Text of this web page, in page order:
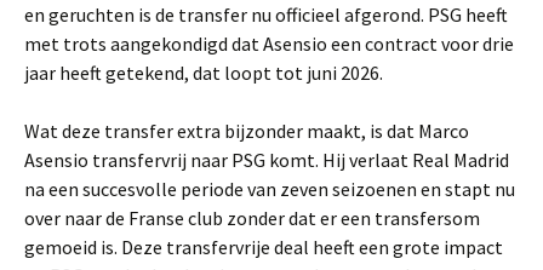
en geruchten is de transfer nu officieel afgerond. PSG heeft
met trots aangekondigd dat Asensio een contract voor drie
jaar heeft getekend, dat loopt tot juni 2026.
Wat deze transfer extra bijzonder maakt, is dat Marco
Asensio transfervrij naar PSG komt. Hij verlaat Real Madrid
na een succesvolle periode van zeven seizoenen en stapt nu
over naar de Franse club zonder dat er een transfersom
gemoeid is. Deze transfervrije deal heeft een grote impact